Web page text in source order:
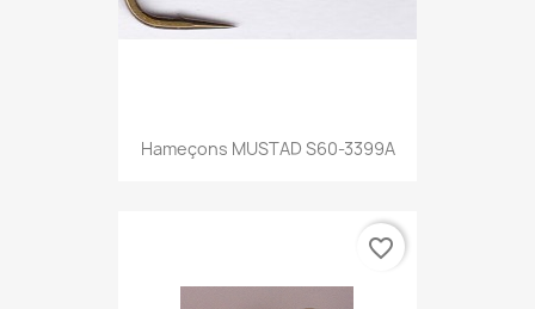
Hameçons MUSTAD S60-3399A
favorite_border